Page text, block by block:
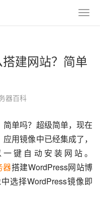
建网站？简单
器百科
单吗？超级简单，现在
用镜像中已经集成了，
键自动安装网站。
器搭建WordPress网站博
选择WordPress镜像即